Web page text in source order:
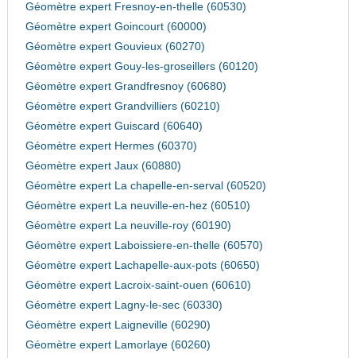
Géomètre expert Fresnoy-en-thelle (60530)
Géomètre expert Goincourt (60000)
Géomètre expert Gouvieux (60270)
Géomètre expert Gouy-les-groseillers (60120)
Géomètre expert Grandfresnoy (60680)
Géomètre expert Grandvilliers (60210)
Géomètre expert Guiscard (60640)
Géomètre expert Hermes (60370)
Géomètre expert Jaux (60880)
Géomètre expert La chapelle-en-serval (60520)
Géomètre expert La neuville-en-hez (60510)
Géomètre expert La neuville-roy (60190)
Géomètre expert Laboissiere-en-thelle (60570)
Géomètre expert Lachapelle-aux-pots (60650)
Géomètre expert Lacroix-saint-ouen (60610)
Géomètre expert Lagny-le-sec (60330)
Géomètre expert Laigneville (60290)
Géomètre expert Lamorlaye (60260)